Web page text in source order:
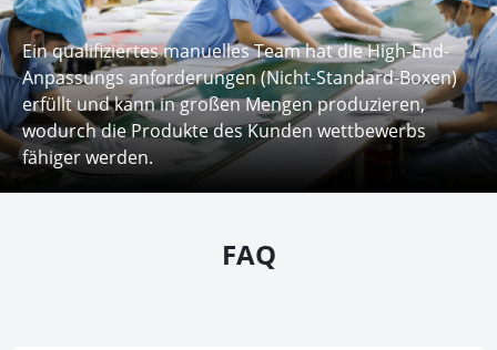
Während des Produktions prozesses werden
laufende Qualitäts prüfungen durchgeführt, und alle
fertigen Produkte werden einer gründlichen
Endkontrolle unterzogen, um sicher zustellen, dass
sie den erforderlichen Standards entsprechen.
FAQ